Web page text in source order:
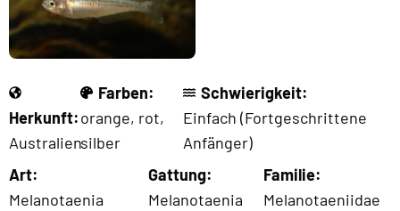
Herkunft:
Australien
Farben:
orange, rot,
silber
Schwierigkeit:
Einfach (Fortgeschrittene
Anfänger)
Art:
Melanotaenia
Gattung:
Melanotaenia
Familie:
Melanotaeniidae